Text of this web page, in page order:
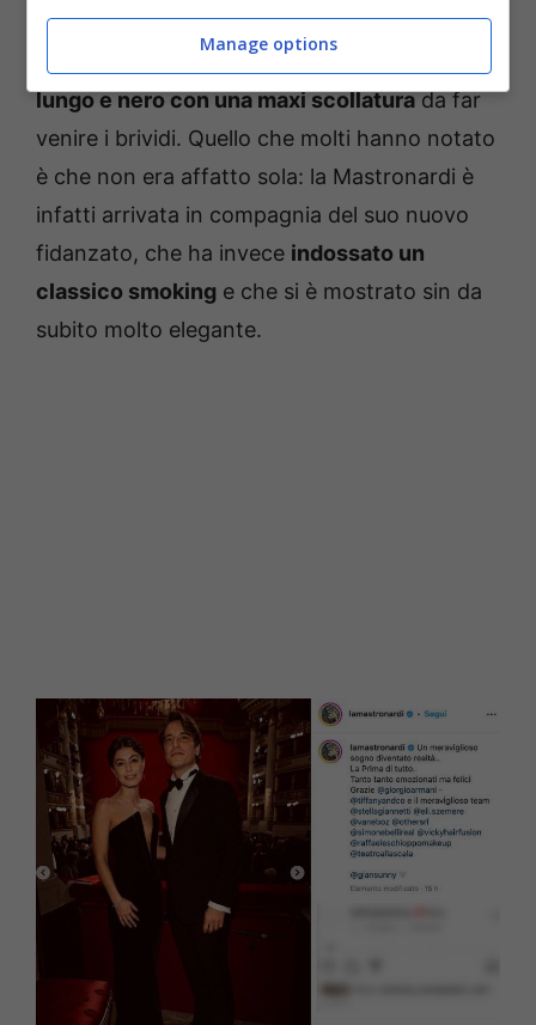
l’attenzione di tutti i presenti. Era bellissima
come sempre, e ha portato
lungo e nero con una maxi scollaturada far
venire i brividi. Quello che molti hanno notato
è che non era affatto sola: la Mastronardi è
infatti arrivata in compagnia del suo nuovo
fidanzato, che ha invece indossato un
classico smoking e che si è mostrato sin da
subito molto elegante.
Manage options